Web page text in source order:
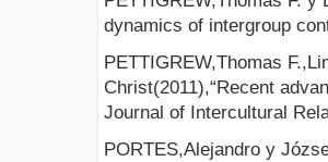
dynamics of intergroup
PETTIGREW,Thomas
Christ(2011),“Recent
Journal of Intercultural
PORTES,Alejandro y